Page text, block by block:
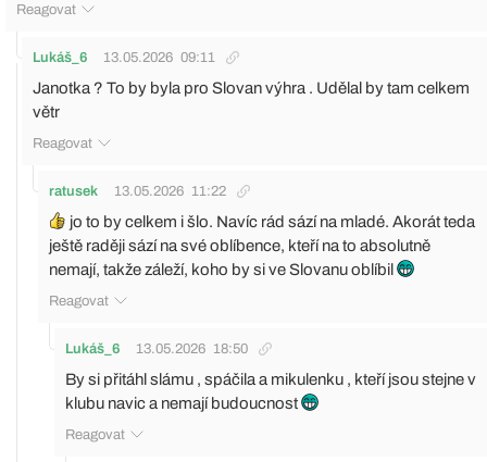
Reagovat
Lukáš_6 13.05.2026 09:11
Janotka ? To by byla pro Slovan výhra . Udělal by tam celkem
větr
Reagovat
ratusek 13.05.2026 11:22
jo to by celkem i šlo. Navíc rád sází na mladé. Akorát teda
ještě raději sází na své oblíbence, kteří na to absolutně
nemají, takže záleží, koho by si ve Slovanu oblíbil
Reagovat
Lukáš_6 13.05.2026 18:50
By si přitáhl slámu , spáčila a mikulenku , kteří jsou stejne v
klubu navic a nemají budoucnost
Reagovat